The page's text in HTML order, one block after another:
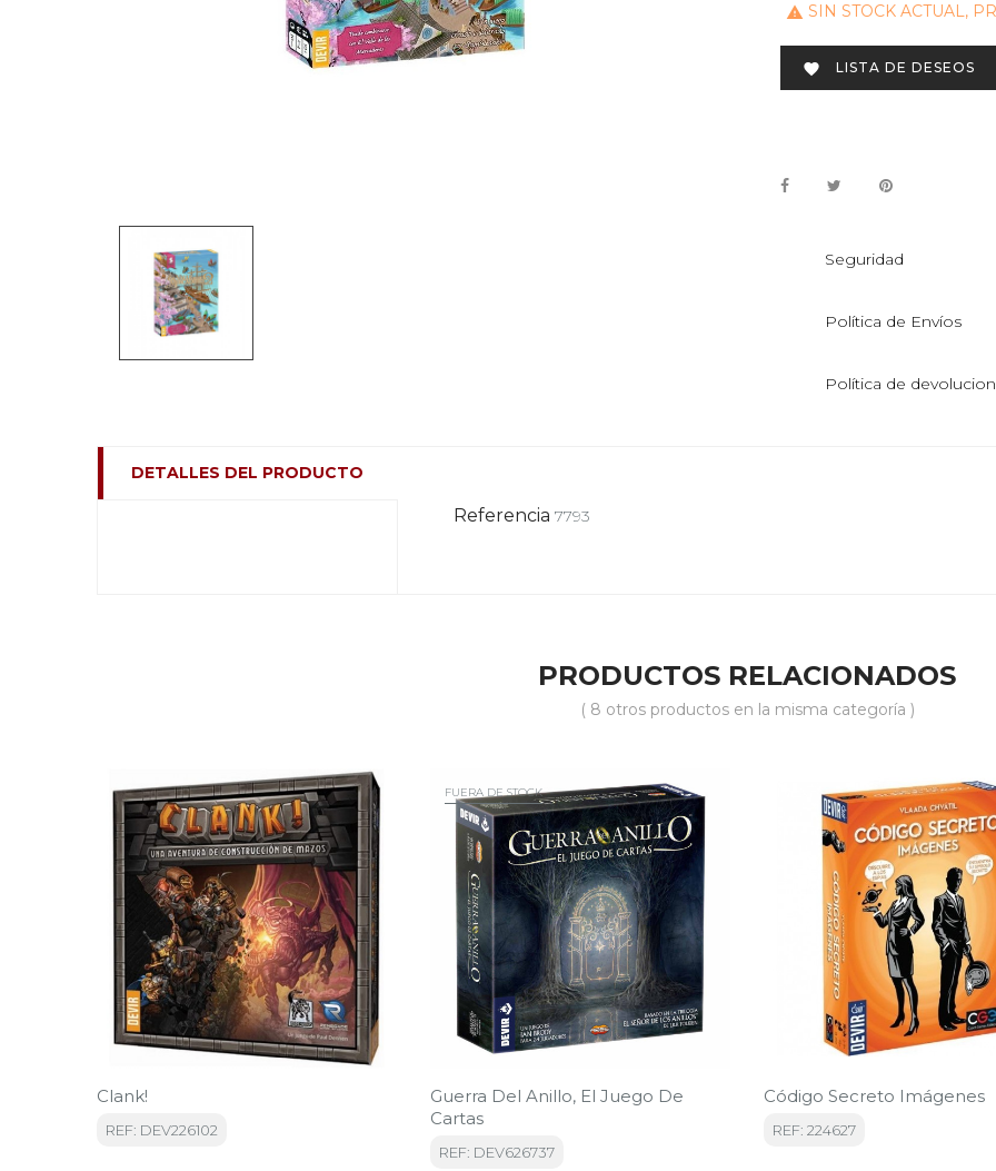
 SIN STOCK ACTUAL,
 LISTA DE DESEOS
Seguridad
Política de Envíos
Política de
DETALLES DEL PRODUCTO
Referencia 7793
PRODUCTOS RELACIONADOS
( 8 otros productos en la misma categoría )
Clank!
REF: DEV226102
FUERA DE STOCK
Guerra Del Anillo, El Juego De
Cartas
REF: DEV626737
Código Secreto Imágenes
REF: 224627